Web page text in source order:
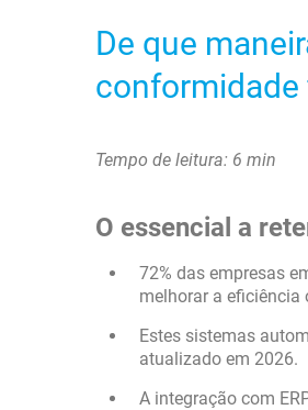
De que
conformidade
Tempo de leitura: 6 min
O essencial a
72% das empresas
melhorar a eficiência
Estes sistemas
atualizado em 2026.
A integração com